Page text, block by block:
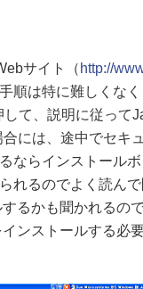
サイト（ http://
順は特に難しくな
て、説明に従って
には、途中でセキ
ならインストール
れるのでよく読ん
るかも聞かれるの
ンストールする必